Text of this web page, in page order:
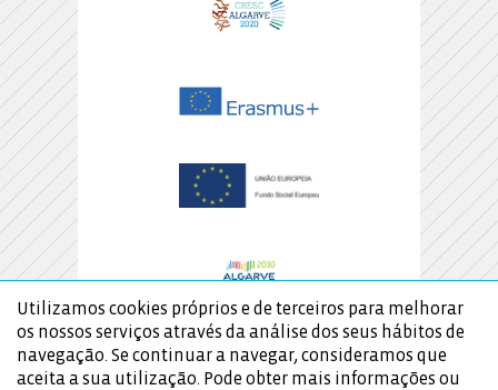
Utilizamos cookies próprios e de terceiros para melhorar
os nossos serviços através da análise dos seus hábitos de
navegação. Se continuar a navegar, consideramos que
aceita a sua utilização. Pode obter mais informações ou